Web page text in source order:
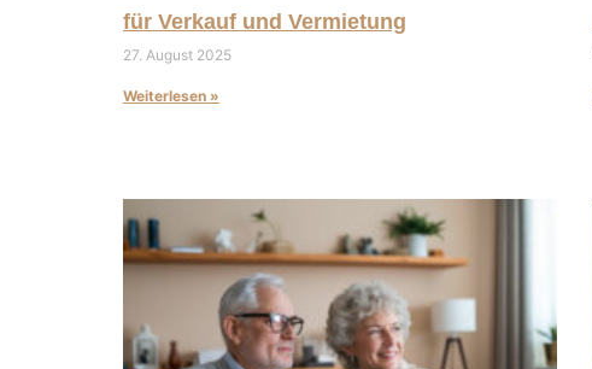
für Verkauf und Vermietung
27. August 2025
Weiterlesen »